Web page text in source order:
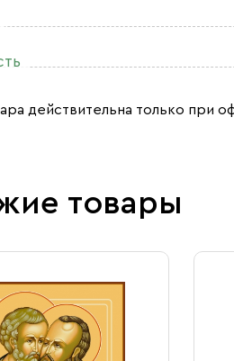
действительна только при
товары